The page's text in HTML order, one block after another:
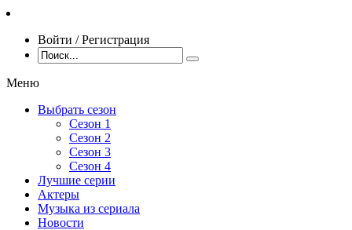
Войти / Регистрация
Меню
Выбрать сезон
Сезон 1
Сезон 2
Сезон 3
Сезон 4
Лучшие серии
Актеры
Музыка из сериала
Новости